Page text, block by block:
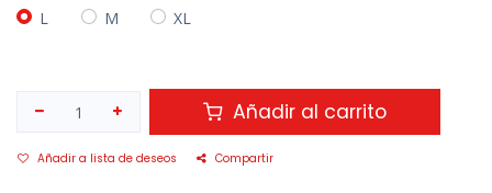
L M XL
Añadir al carrito
Añadir a lista de deseos Compartir